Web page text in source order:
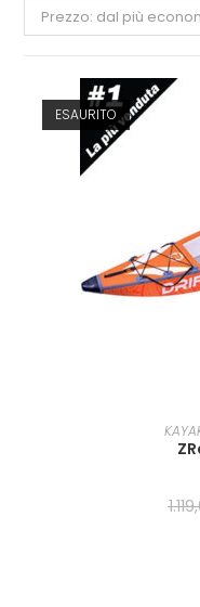
Prezzo: dal più
ESAURITO